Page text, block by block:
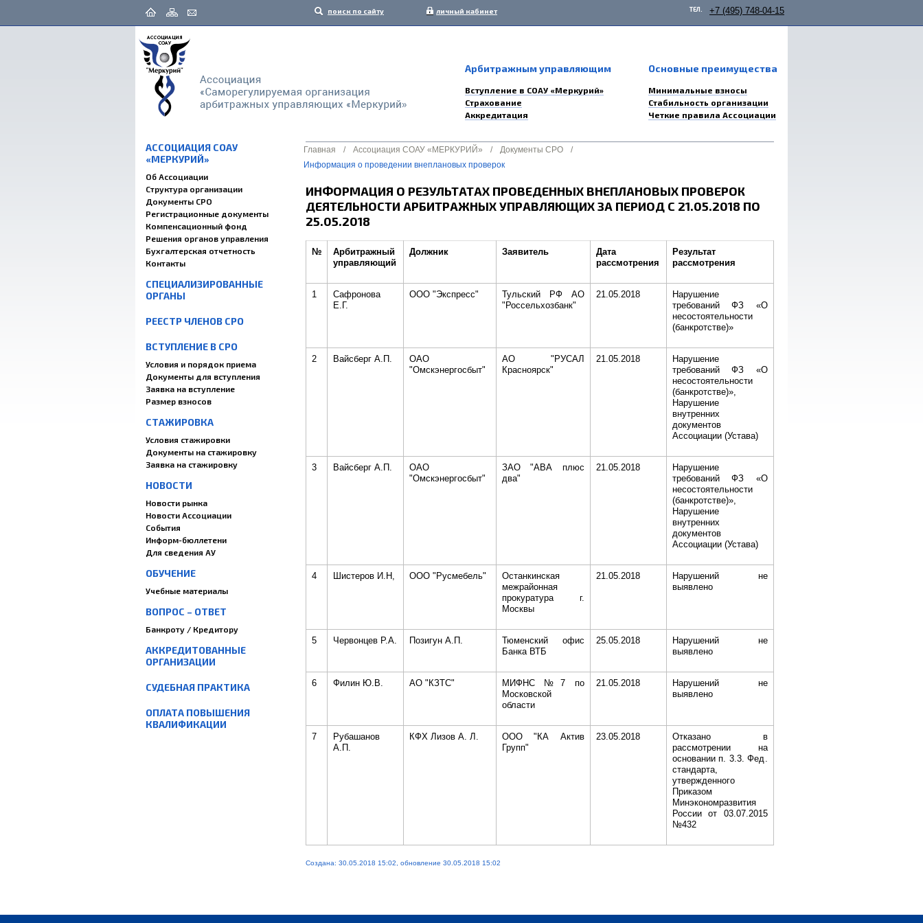
поиск по сайту личный кабинет ТЕЛ. +7 (495) 748-04-15
Арбитражным управляющим
Вступление в СОАУ «Меркурий»
Страхование
Аккредитация
Основные преимущества
Минимальные взносы
Стабильность организации
Четкие правила Ассоциации
АССОЦИАЦИЯ СОАУ
«МЕРКУРИЙ»
Об Ассоциации
Структура организации
Документы СРО
Регистрационные документы
Компенсационный фонд
Решения органов управления
Бухгалтерская отчетность
Контакты
СПЕЦИАЛИЗИРОВАННЫЕ
ОРГАНЫ
РЕЕСТР ЧЛЕНОВ СРО
ВСТУПЛЕНИЕ В СРО
Условия и порядок приема
Документы для вступления
Заявка на вступление
Размер взносов
СТАЖИРОВКА
Условия стажировки
Документы на стажировку
Заявка на стажировку
НОВОСТИ
Новости рынка
Новости Ассоциации
События
Информ-бюллетени
Для сведения АУ
ОБУЧЕНИЕ
Учебные материалы
ВОПРОС – ОТВЕТ
Банкроту / Кредитору
АККРЕДИТОВАННЫЕ
ОРГАНИЗАЦИИ
СУДЕБНАЯ ПРАКТИКА
ОПЛАТА ПОВЫШЕНИЯ
КВАЛИФИКАЦИИ
Главная / Ассоциация СОАУ «МЕРКУРИЙ» / Документы СРО
/
Информация о проведении внеплановых проверок
ИНФОРМАЦИЯ О РЕЗУЛЬТАТАХ ПРОВЕДЕННЫХ ВНЕПЛАНОВЫХ ПРОВЕРОК
ДЕЯТЕЛЬНОСТИ АРБИТРАЖНЫХ УПРАВЛЯЮЩИХ ЗА ПЕРИОД С 21.05.2018 ПО
25.05.2018
№
Арбитражный
управляющий
Должник Заявитель
Дата
рассмотрения
Результат
рассмотрения
1
Сафронова
Е.Г.
ООО "Экспресс"
Тульский РФ АО
"Россельхозбанк"
21.05.2018
Нарушение
требований ФЗ «О
несостоятельности
(банкротстве)»
2 Вайсберг А.П.
ОАО
"Омскэнергосбыт"
АО "РУСАЛ
Красноярск"
21.05.2018
Нарушение
требований ФЗ «О
несостоятельности
(банкротстве)»,
Нарушение
внутренних
документов
Ассоциации (Устава)
3 Вайсберг А.П.
ОАО
"Омскэнергосбыт"
ЗАО "АВА плюс
два"
21.05.2018
Нарушение
требований ФЗ «О
несостоятельности
(банкротстве)»,
Нарушение
внутренних
документов
Ассоциации (Устава)
4 Шистеров И.Н, ООО "Русмебель"
Останкинская
межрайонная
прокуратура г.
Москвы
21.05.2018
Нарушений не
выявлено
5 Червонцев Р.А. Позигун А.П.
Тюменский офис
Банка ВТБ
25.05.2018
Нарушений не
выявлено
6 Филин Ю.В. АО "КЗТС"
МИФНС №7 по
Московской
области
21.05.2018
Нарушений не
выявлено
7
Рубашанов
А.П.
КФХ Лизов А. Л.
ООО "КА Актив
Групп"
23.05.2018
Отказано в
рассмотрении на
основании п. 3.3. Фед.
стандарта,
утвержденного
Приказом
Минэкономразвития
России от 03.07.2015
№432
Создана: 30.05.2018 15:02, обновление 30.05.2018 15:02